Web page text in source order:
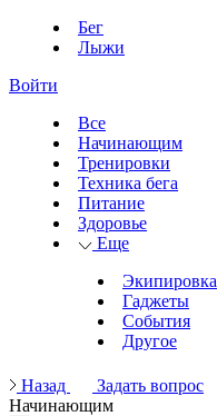
Бег
Лыжи
Войти
Все
Начинающим
Тренировки
Техника бега
Питание
Здоровье
Еще
Экипировка
Гаджеты
События
Другое
Назад
Задать вопрос
Начинающим